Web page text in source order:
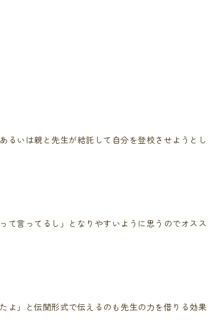
るいは親と先生が結託して自分を登校させようとし
て言ってるし」となりやすいように思うのでオスス
よ」と伝聞形式で伝えるのも先生の力を借りる効果